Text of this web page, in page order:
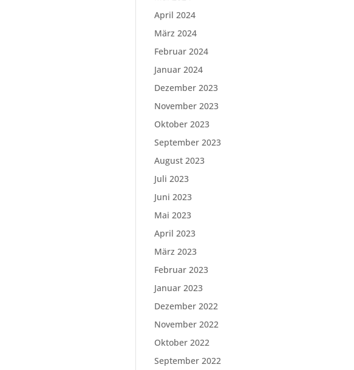
April 2024
März 2024
Februar 2024
Januar 2024
Dezember 2023
November 2023
Oktober 2023
September 2023
August 2023
Juli 2023
Juni 2023
Mai 2023
April 2023
März 2023
Februar 2023
Januar 2023
Dezember 2022
November 2022
Oktober 2022
September 2022